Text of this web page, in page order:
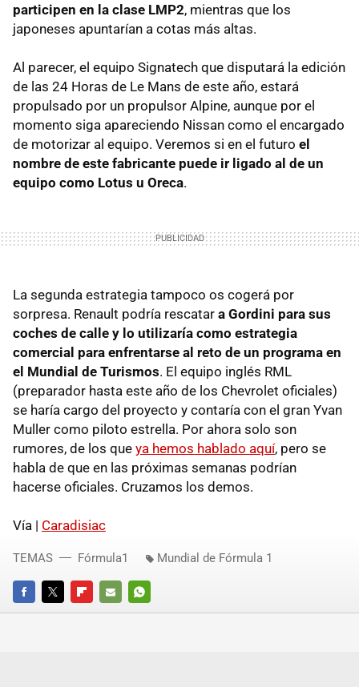
participen en la clase LMP2, mientras que los
japoneses apuntarían a cotas más altas.
Al parecer, el equipo Signatech que disputará la edición
de las 24 Horas de Le Mans de este año, estará
propulsado por un propulsor Alpine, aunque por el
momento siga apareciendo Nissan como el encargado
de motorizar al equipo. Veremos si en el futuro el
nombre de este fabricante puede ir ligado al de un
equipo como Lotus u Oreca.
La segunda estrategia tampoco os cogerá por
sorpresa. Renault podría rescatar a Gordini para sus
coches de calle y lo utilizaría como estrategia
comercial para enfrentarse al reto de un programa en
el Mundial de Turismos. El equipo inglés RML
(preparador hasta este año de los Chevrolet oficiales)
se haría cargo del proyecto y contaría con el gran Yvan
Muller como piloto estrella. Por ahora solo son
rumores, de los que ya hemos hablado aquí, pero se
habla de que en las próximas semanas podrían
hacerse oficiales. Cruzamos los demos.
Vía | Caradisiac
FACEBOOKTWITTERFLIPBOARD
E-
WHATSAPP
TEMAS Fórmula1 Mundial de Fórmula 1